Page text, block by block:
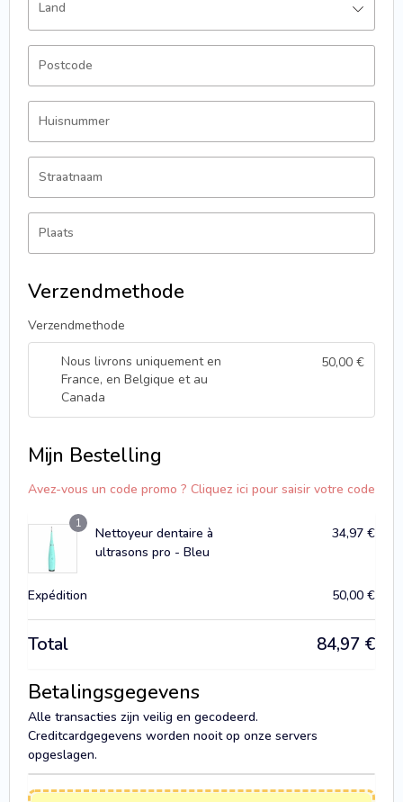
Land
Postcode
Huisnummer
Straatnaam
Plaats
Verzendmethode
Verzendmethode
Nous livrons uniquement en
France, en Belgique et au
Canada
50,00 €
Mijn Bestelling
Avez-vous un code promo ? Cliquez ici pour saisir votre code
1
Nettoyeur dentaire à
ultrasons pro - Bleu
34,97 €
Expédition 50,00 €
Total 84,97 €
Betalingsgegevens
Alle transacties zijn veilig en gecodeerd.
Creditcardgegevens worden nooit op onze servers
opgeslagen.